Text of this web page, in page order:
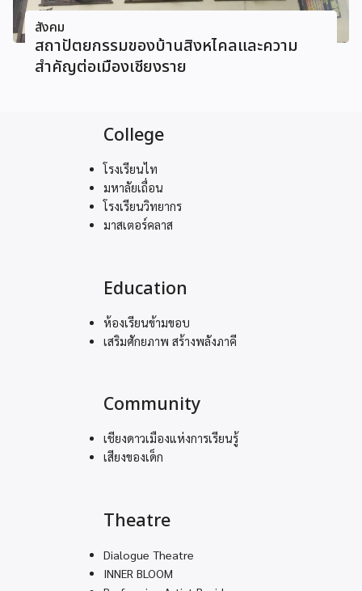
สังคม
สถาปัตยกรรมของบ้านสิงหไคลและความ
สำคัญต่อเมืองเชียงราย
College
โรงเรียนไท
มหาลัยเถื่อน
โรงเรียนวิทยากร
มาสเตอร์คลาส
Education
ห้องเรียนข้ามขอบ
เสริมศักยภาพ สร้างพลังภาคี
Community
เชียงดาวเมืองแห่งการเรียนรู้
เสียงของเด็ก
Theatre
Dialogue Theatre
INNER BLOOM